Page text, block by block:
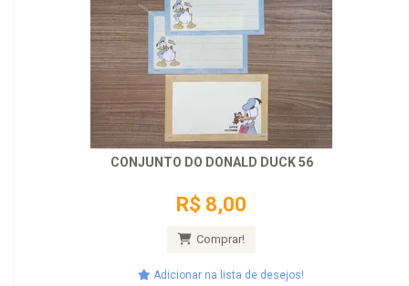
CONJUNTO DO DONALD DUCK 56
R$ 8,00
Comprar!
Adicionar na lista de desejos!